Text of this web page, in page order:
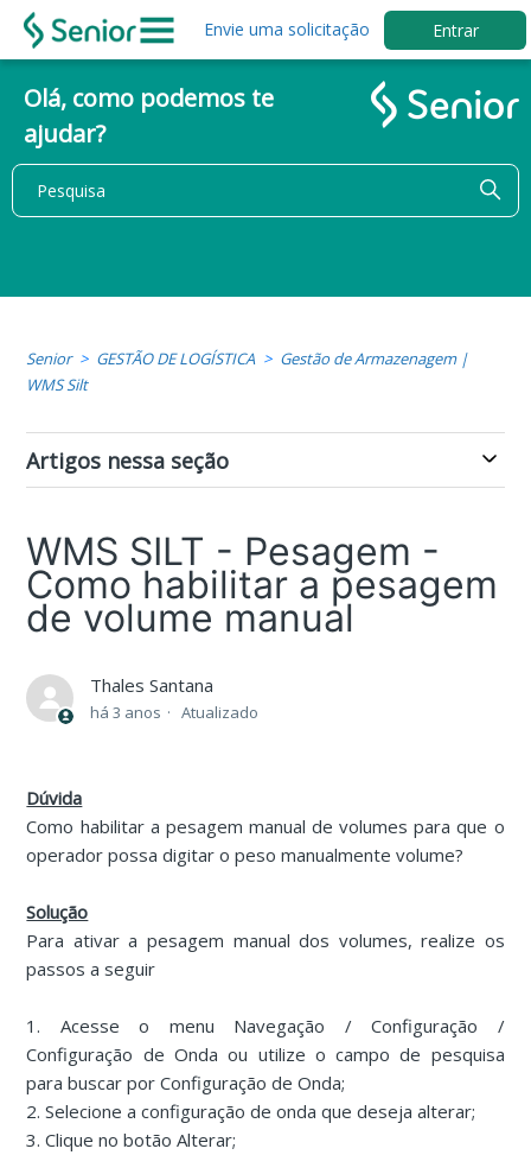
Envie uma solicitação Entrar
Olá, como podemos te
ajudar?
Senior GESTÃO DE LOGÍSTICA
Gestão de Armazenagem |
WMS Silt
Artigos nessa seção
WMS SILT - Pesagem -
Como habilitar a pesagem
de volume manual
Thales Santana
há 3 anos Atualizado
Dúvida
Como habilitar a pesagem manual de volumes para que o
operador possa digitar o peso manualmente volume?
Solução
Para ativar a pesagem manual dos volumes, realize os
passos a seguir
1. Acesse o menu Navegação / Configuração /
Configuração de Onda ou utilize o campo de pesquisa
para buscar por Configuração de Onda;
2. Selecione a configuração de onda que deseja alterar;
3. Clique no botão Alterar;